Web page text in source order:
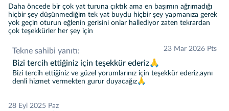
Daha öncede bir çok yat turuna çıktık ama en başımın ağrımadığı
hiçbir şey düşünmediğim tek yat buydu hiçbir şey yapmanıza gerek
yok geçin oturun eğlenin gerisini onlar hallediyor zaten tekrardan
çok teşekkürler her şey için
Tekne sahibi yanıtı: 23 Mar 2026 Pts
Bizi tercih ettiğiniz için teşekkür ederiz🙏
Bizi tercih ettiğiniz ve güzel yorumlarınız için teşekkür ederiz,aynı
denli hizmet vermekten gurur duyacağız🙏
28 Eyl 2025 Paz